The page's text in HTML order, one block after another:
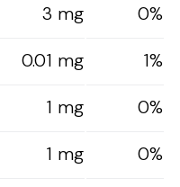
3 mg
0%
0.01 mg
1%
1 mg
0%
1 mg
0%